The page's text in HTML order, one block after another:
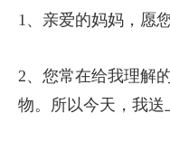
1、亲爱的妈妈，愿
2、您常在给我理解
物。所以今天，我送